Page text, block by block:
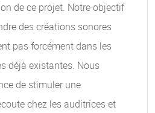
de ce projet. Notre objectif
des créations sonores
pas forcément dans les
déjà existantes. Nous
de stimuler une
chez les auditrices et